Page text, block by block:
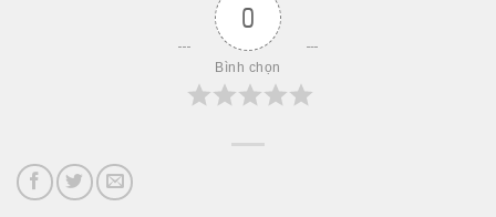
0
Bình chọn